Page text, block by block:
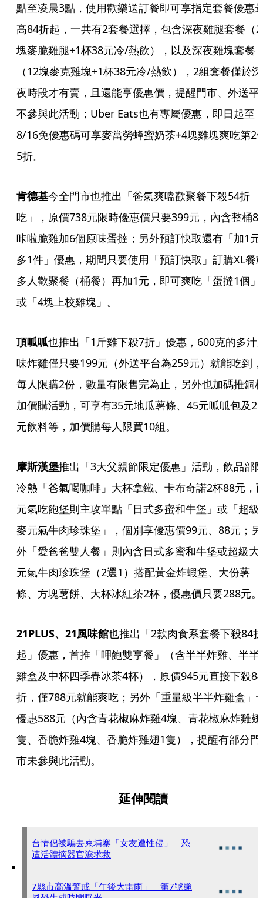
點至凌晨3點，使用歡樂送訂餐即可享指定套餐優惠
高84折起，一共有2套餐選擇，包含深夜雞腿套餐（2
塊麥脆雞腿+1杯38元冷/熱飲），以及深夜雞塊套餐
（12塊麥克雞塊+1杯38元冷/熱飲），2組套餐僅於深
夜時段才有賣，且還能享優惠價，提醒門市、外送平
不參與此活動；Uber Eats也有專屬優惠，即日起至
8/16免優惠碼可享麥當勞蜂蜜奶茶+4塊雞塊爽吃第2
5折。
肯德基今全門市也推出「爸氣爽嗑歡聚餐下殺54折
吃」，原價738元限時優惠價只要399元，內含整桶8
咔啦脆雞加6個原味蛋撻；另外預訂快取還有「加1元
多1件」優惠，期間只要使用「預訂快取」訂購XL餐
多人歡聚餐（桶餐）再加1元，即可爽吃「蛋撻1個」
或「4塊上校雞塊」。
頂呱呱也推出「1斤雞下殺7折」優惠，600克的多汁
味炸雞僅只要199元（外送平台為259元）就能吃到，
每人限購2份，數量有限售完為止，另外也加碼推銅
加價購活動，可享有35元地瓜薯條、45元呱呱包及25
元飲料等，加價購每人限買10組。
摩斯漢堡推出「3大父親節限定優惠」活動，飲品部
冷熱「爸氣喝咖啡」大杯拿鐵、卡布奇諾2杯88元，
元氣吃飽堡則主攻單點「日式多蜜和牛堡」或「超級
麥元氣牛肉珍珠堡」，個別享優惠價99元、88元；另
外「愛爸爸雙人餐」則內含日式多蜜和牛堡或超級大
元氣牛肉珍珠堡（2選1）搭配黃金炸蝦堡、大份薯
條、方塊薯餅、大杯冰紅茶2杯，優惠價只要288元。
21PLUS、21風味館也推出「2款肉食系套餐下殺84折
起」優惠，首推「呷飽雙享餐」（含半半炸雞、半半
雞盒及中杯四季春冰茶4杯），原價945元直接下殺84
折，僅788元就能爽吃；另外「重量級半半炸雞盒」
優惠588元（內含青花椒麻炸雞4塊、青花椒麻炸雞
隻、香脆炸雞4塊、香脆炸雞翅1隻），提醒有部分門
市未參與此活動。
延伸閱讀
台情侶被騙去柬埔寨「女友遭性侵」 恐
遭活體摘器官淚求救
7縣市高溫警戒「午後大雷雨」 第7號颱